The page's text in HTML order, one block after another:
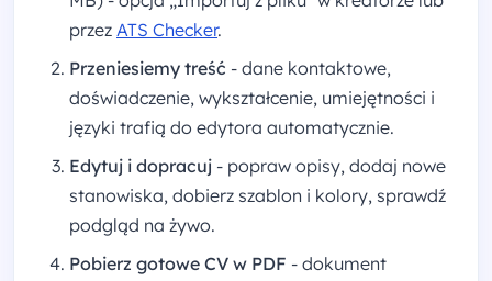
przez ATS Checker.
Przeniesiemy treść - dane kontaktowe,
doświadczenie, wykształcenie, umiejętności i
języki trafią do edytora automatycznie.
Edytuj i dopracuj - popraw opisy, dodaj nowe
stanowiska, dobierz szablon i kolory, sprawdź
podgląd na żywo.
Pobierz gotowe CV w PDF - dokument